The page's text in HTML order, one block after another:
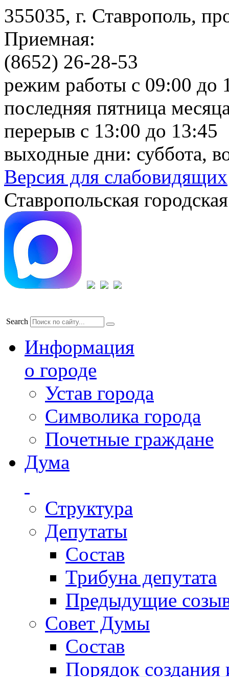
355035, г. Ставрополь,
Приемная:
(8652) 26-28-53
режим работы с 09:00 до
последняя пятница
перерыв с 13:00 до 13:45
выходные дни: суббота,
Версия для слабовидящих
Ставропольская
Search
Информация
о городе
Устав города
Символика города
Почетные граждане
Дума
Структура
Депутаты
Состав
Трибуна депутата
Предыдущие
Совет Думы
Состав
Порядок создания